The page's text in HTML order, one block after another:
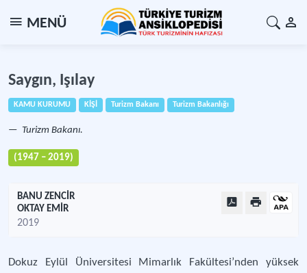
MENÜ
Saygın, Işılay
KAMU KURUMU KİŞİ Turizm Bakanı Turizm Bakanlığı
Turizm Bakanı.
(1947 – 2019)
BANU ZENCİR
OKTAY EMİR
2019
Dokuz Eylül Üniversitesi Mimarlık Fakültesi’nden yüksek